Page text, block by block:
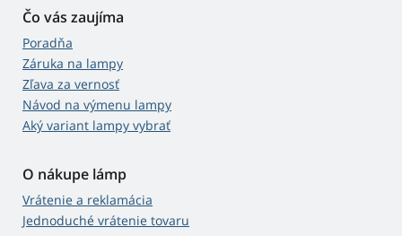
Čo vás zaujíma
Poradňa
Záruka na lampy
Zľava za vernosť
Návod na výmenu lampy
Aký variant lampy vybrať
O nákupe lámp
Vrátenie a reklamácia
Jednoduché vrátenie tovaru